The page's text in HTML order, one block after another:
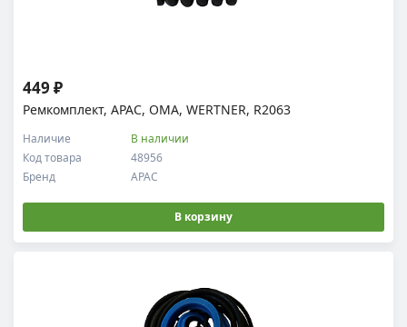
Ремкомплект, APAC, OMA, WERTNER, R2063
Код товара 48956
Наличие В наличии
Бренд APAC
449 ₽
В корзину